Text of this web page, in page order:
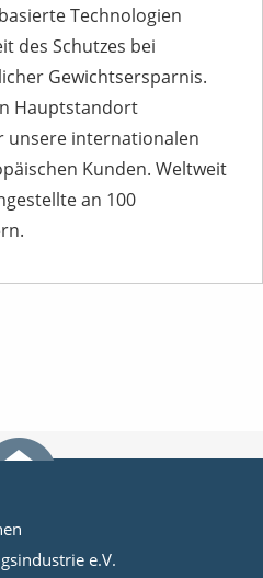
Technologien
des Schutzes bei
Gewichtsersparnis.
Hauptstandort
unsere internationalen
Kunden. Weltweit
an 100
e.V.